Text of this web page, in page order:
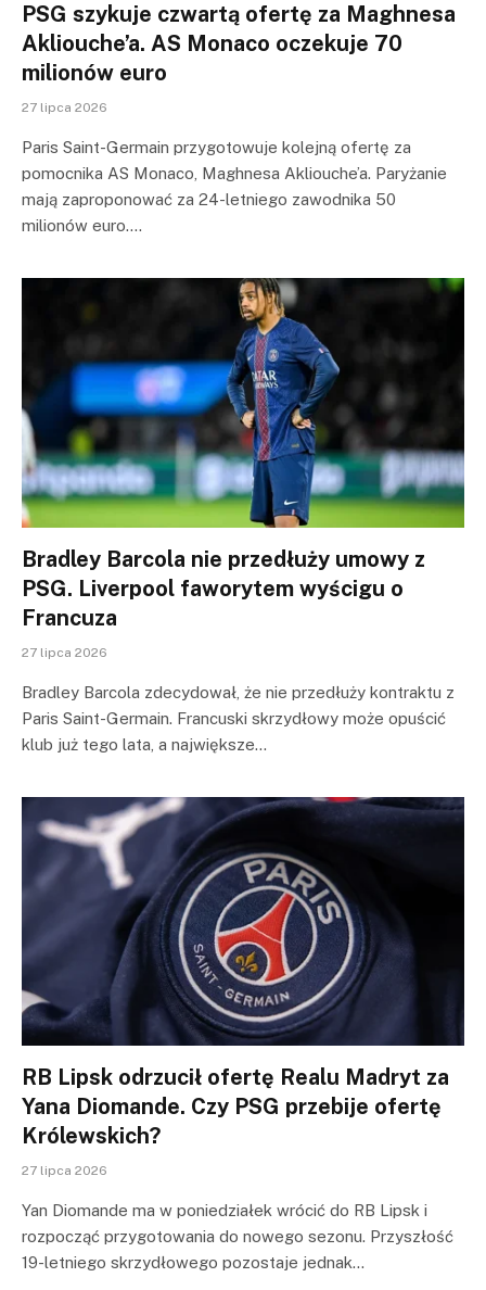
PSG szykuje czwartą ofertę za Maghnesa
Akliouche’a. AS Monaco oczekuje 70
milionów euro
27 lipca 2026
Paris Saint-Germain przygotowuje kolejną ofertę za
pomocnika AS Monaco, Maghnesa Akliouche’a. Paryżanie
mają zaproponować za 24-letniego zawodnika 50
milionów euro.…
Bradley Barcola nie przedłuży umowy z
PSG. Liverpool faworytem wyścigu o
Francuza
27 lipca 2026
Bradley Barcola zdecydował, że nie przedłuży kontraktu z
Paris Saint-Germain. Francuski skrzydłowy może opuścić
klub już tego lata, a największe…
RB Lipsk odrzucił ofertę Realu Madryt za
Yana Diomande. Czy PSG przebije ofertę
Królewskich?
27 lipca 2026
Yan Diomande ma w poniedziałek wrócić do RB Lipsk i
rozpocząć przygotowania do nowego sezonu. Przyszłość
19-letniego skrzydłowego pozostaje jednak…